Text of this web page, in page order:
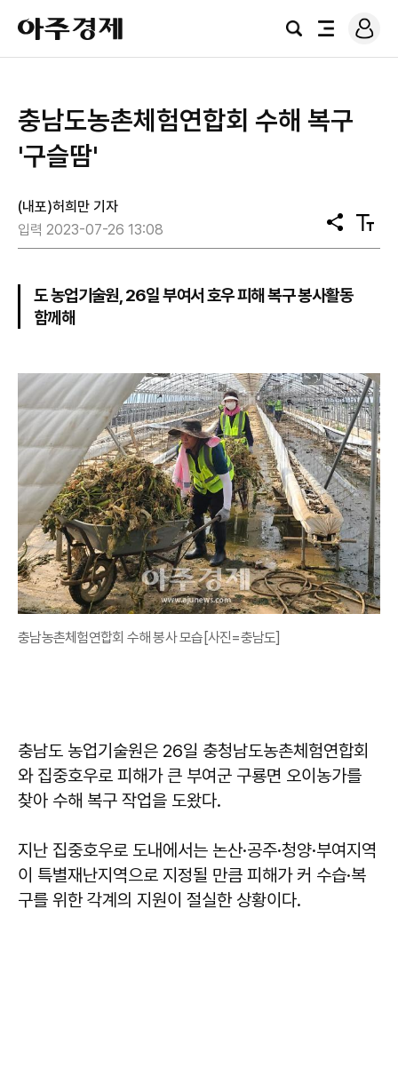
아
주
경
검
전
로
그
충남도농촌체험연합회 수해 복구
'구슬땀'
(내포)허희만 기자
입력 2023-07-26 13:08
공
유
텍
스
도 농업기술원, 26일 부여서 호우 피해 복구 봉사활동
함께해
충남농촌체험연합회 수해 봉사 모습[사진=충남도]
충남도 농업기술원은 26일 충청남도농촌체험연합회
와 집중호우로 피해가 큰 부여군 구룡면 오이농가를
찾아 수해 복구 작업을 도왔다.
지난 집중호우로 도내에서는 논산·공주·청양·부여지역
이 특별재난지역으로 지정될 만큼 피해가 커 수습·복
구를 위한 각계의 지원이 절실한 상황이다.